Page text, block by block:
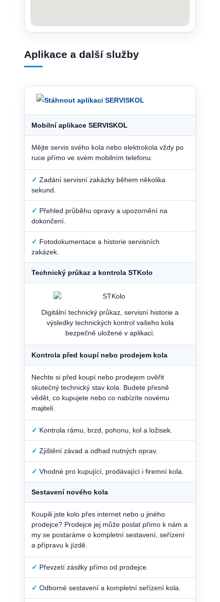
Aplikace a další služby
Mobilní aplikace SERVISKOL
Mějte servis svého kola nebo elektrokola vždy po
ruce přímo ve svém mobilním telefonu.
✓ Zadání servisní zakázky během několika
sekund.
✓ Přehled průběhu opravy a upozornění na
dokončení.
✓ Fotodokumentace a historie servisních
zakázek.
Technický průkaz a kontrola STKolo
Digitální technický průkaz, servisní historie a
výsledky technických kontrol vašeho kola
bezpečně uložené v aplikaci.
Kontrola před koupí nebo prodejem kola
Nechte si před koupí nebo prodejem ověřit
skutečný technický stav kola. Budete přesně
vědět, co kupujete nebo co nabízíte novému
majiteli.
✓ Kontrola rámu, brzd, pohonu, kol a ložisek.
✓ Zjištění závad a odhad nutných oprav.
✓ Vhodné pro kupující, prodávající i firemní kola.
Sestavení nového kola
Koupili jste kolo přes internet nebo u jiného
prodejce? Prodejce jej může poslat přímo k nám a
my se postaráme o kompletní sestavení, seřízení
a přípravu k jízdě.
✓ Převzetí zásilky přímo od prodejce.
✓ Odborné sestavení a kompletní seřízení kola.